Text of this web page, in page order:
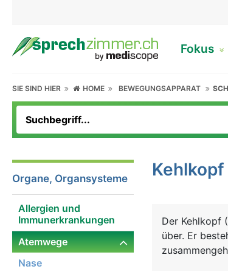
Fokus
SIE SIND HIER HOME BEWEGUNGSAPPARAT
Organe, Organsysteme
Allergien und
Immunerkrankungen
Atemwege
Nase
Kehlkopf
Der Kehlkopf
über. Er